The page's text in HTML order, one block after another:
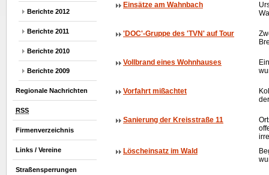
Berichte 2012
Berichte 2011
Berichte 2010
Berichte 2009
Regionale Nachrichten
RSS
Firmenverzeichnis
Links / Vereine
Straßensperrungen
Einsätze am Wahnbach
'DOC'-Gruppe des 'TVN' auf Tour
Vollbrand eines Wohnhauses
Vorfahrt mißachtet
Sanierung der Kreisstraße 11
Löscheinsatz im Wald